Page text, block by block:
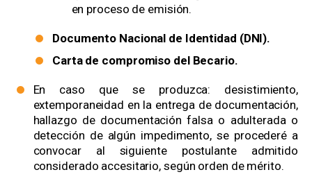
en proceso de emisión.
Documento Nacional de Identidad (DNI).
Carta de compromiso del Becario.
En caso que se produzca: desistimiento,
extemporaneidad en la entrega de documentación,
hallazgo de documentación falsa o adulterada o
detección de algún impedimento, se procederé a
convocar al siguiente postulante admitido
considerado accesitario, según orden de mérito.